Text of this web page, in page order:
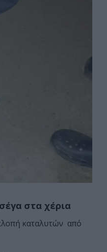
στα χέρια
καταλυτών από